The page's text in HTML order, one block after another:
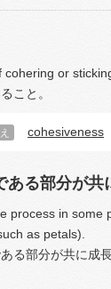
cohering or
こと。
cohesiveness
ある部分が共
process in some
as petals).
る部分が共に成